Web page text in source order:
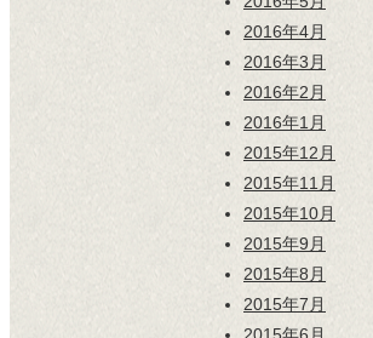
2016年4月
2016年3月
2016年2月
2016年1月
2015年12月
2015年11月
2015年10月
2015年9月
2015年8月
2015年7月